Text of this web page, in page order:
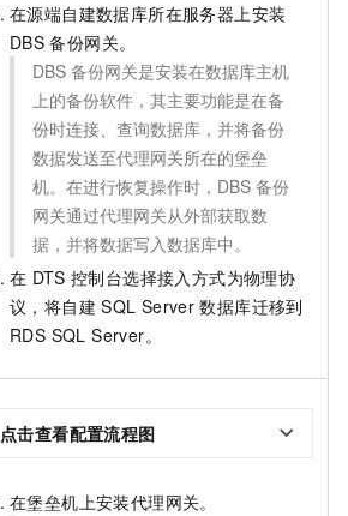
在源端自建数据库所在服务器上安装
DBS 备份网关。
DBS 备份网关是安装在数据库主机
上的备份软件，其主要功能是在备
份时连接、查询数据库，并将备份
数据发送至代理网关所在的堡垒
机。在进行恢复操作时，DBS 备份
网关通过代理网关从外部获取数
据，并将数据写入数据库中。
在 DTS 控制台选择接入方式为物理协
议，将自建 SQL Server 数据库迁移到
RDS SQL Server。
点击查看配置流程图
在堡垒机上安装代理网关。